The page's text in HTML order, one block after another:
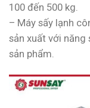
100 đến 500 kg.
– Máy sấy lạnh
sản xuất với năng
sản phẩm.